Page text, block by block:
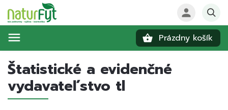
Prázdny košík
Štatistické a evidenčné
vydavateľstvo tl